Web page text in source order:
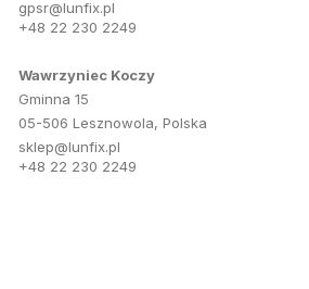
gpsr@lunfix.pl
+48 22 230 2249
Wawrzyniec Koczy
Gminna 15
05-506 Lesznowola, Polska
sklep@lunfix.pl
+48 22 230 2249